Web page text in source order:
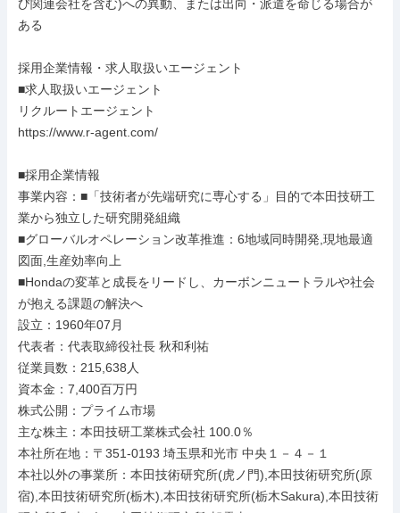
び関連会社を含む)への異動、または出向・派遣を命じる場合が
ある
採用企業情報・求人取扱いエージェント
■求人取扱いエージェント
リクルートエージェント
https://www.r-agent.com/
■採用企業情報
事業内容：■「技術者が先端研究に専心する」目的で本田技研工
業から独立した研究開発組織
■グローバルオペレーション改革推進：6地域同時開発,現地最適
図面,生産効率向上
■Hondaの変革と成長をリードし、カーボンニュートラルや社会
が抱える課題の解決へ
設立：1960年07月
代表者：代表取締役社長 秋和利祐
従業員数：215,638人
資本金：7,400百万円
株式公開：プライム市場
主な株主：本田技研工業株式会社 100.0％
本社所在地：〒351-0193 埼玉県和光市 中央１－４－１
本社以外の事業所：本田技術研究所(虎ノ門),本田技術研究所(原
宿),本田技術研究所(栃木),本田技術研究所(栃木Sakura),本田技術